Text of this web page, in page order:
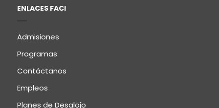
ENLACES FACI
Admisiones
Programas
Contáctanos
Empleos
Planes de Desalojo